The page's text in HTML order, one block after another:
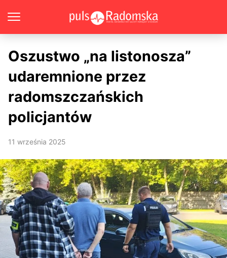
Oszustwo „na listonosza”
udaremnione przez
radomszczańskich
policjantów
11 września 2025